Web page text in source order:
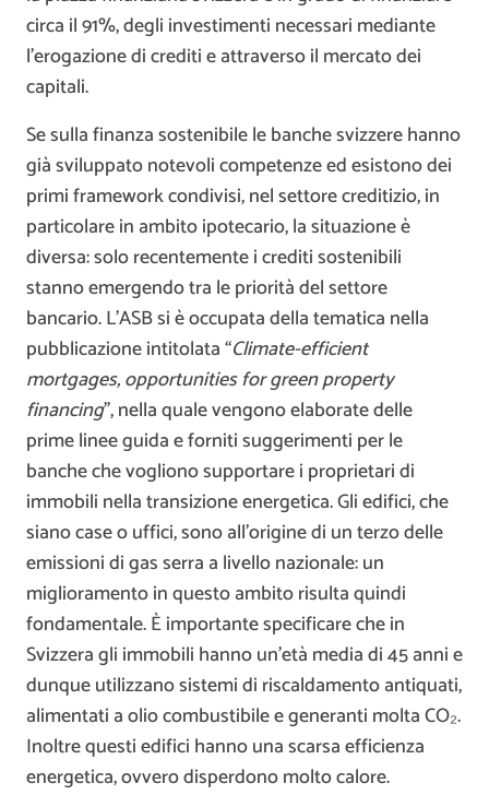
circa il 91%, degli investimenti necessari mediante
l’erogazione di crediti e attraverso il mercato dei
capitali.
Se sulla finanza sostenibile le banche svizzere hanno
già sviluppato notevoli competenze ed esistono dei
primi framework condivisi, nel settore creditizio, in
particolare in ambito ipotecario, la situazione è
diversa: solo recentemente i crediti sostenibili
stanno emergendo tra le priorità del settore
bancario. L’ASB si è occupata della tematica nella
pubblicazione intitolata “Climate-efficient
mortgages, opportunities for green property
financing”, nella quale vengono elaborate delle
prime linee guida e forniti suggerimenti per le
banche che vogliono supportare i proprietari di
immobili nella transizione energetica. Gli edifici, che
siano case o uffici, sono all’origine di un terzo delle
emissioni di gas serra a livello nazionale: un
miglioramento in questo ambito risulta quindi
fondamentale. È importante specificare che in
Svizzera gli immobili hanno un’età media di 45 anni e
dunque utilizzano sistemi di riscaldamento antiquati,
alimentati a olio combustibile e generanti molta CO₂.
Inoltre questi edifici hanno una scarsa efficienza
energetica, ovvero disperdono molto calore.